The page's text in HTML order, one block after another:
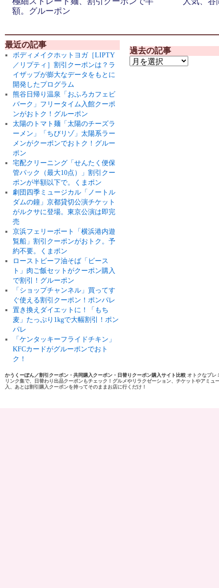
額。グルーポン
最近の記事
ボディメイクホットヨガ［LIPTY
／リプティ］割引クーポンは？ラ
イザップが膨大なデータをもとに
開発したプログラム
熊谷日帰り温泉「おふろカフェビ
バーク」フリータイム入館クーポ
ンがおトク！グルーポン
太陽のトマト麺「太陽のチーズラ
ーメン」「ちびリゾ」太陽系ラー
メンがクーポンでおトク！グルー
ポン
宅配クリーニング「せんたく便保
管パック（最大10点）」割引クー
ポンが半額以下で。くまポン
劇団四季ミュージカル「ノートル
ダムの鐘」京都貸切公演チケット
がルクサに登場。東京公演は即完
売
京浜フェリーボート「横浜港内遊
覧船」割引クーポンがおトク。予
約不要。くまポン
ローストビーフ油そば「ビース
ト」肉ご飯セットがクーポン購入
で割引！グルーポン
「ショップチャンネル」買ってす
ぐ使える割引クーポン！ポンパレ
置き換えダイエットに！「もち
麦」たっぷり1kgで大幅割引！ポン
パレ
「ケンタッキーフライドチキン」
KFCカードがグルーポンでおト
ク！
過去の記事
かうくーぽん／割引クーポン・共同購入クーポン・日替りクーポン購入サイト比較 オトクなプレ
リンク集で、日替わり出品クーポンもチェック！グルメやリラクゼーション、チケットやアミ
入、あとは割引購入クーポンを持ってそのままお店に行くだけ！